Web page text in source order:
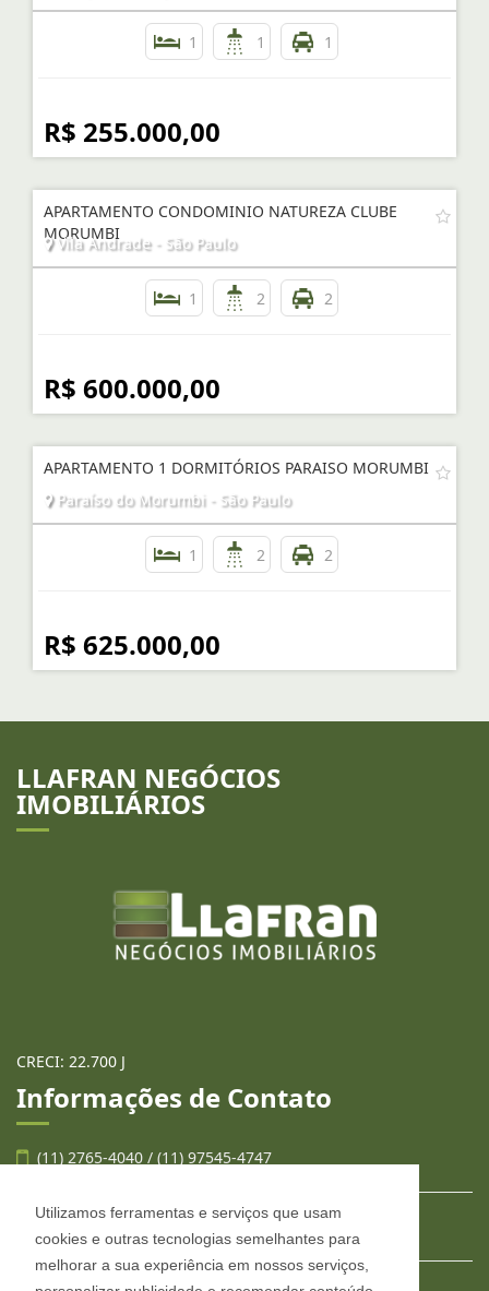
Utilizamos ferramentas e serviços que usam
cookies e outras tecnologias semelhantes para
melhorar a sua experiência em nossos serviços,
1 1 1
R$ 255.000,00
APARTAMENTO CONDOMINIO NATUREZA CLUBE
MORUMBI
Vila Andrade - São Paulo
1 2 2
R$ 600.000,00
APARTAMENTO 1 DORMITÓRIOS PARAISO MORUMBI
Paraíso do Morumbi - São Paulo
1 2 2
R$ 625.000,00
LLAFRAN NEGÓCIOS
IMOBILIÁRIOS
CRECI: 22.700 J
Informações de Contato
(11) 2765-4040 / (11) 97545-4747